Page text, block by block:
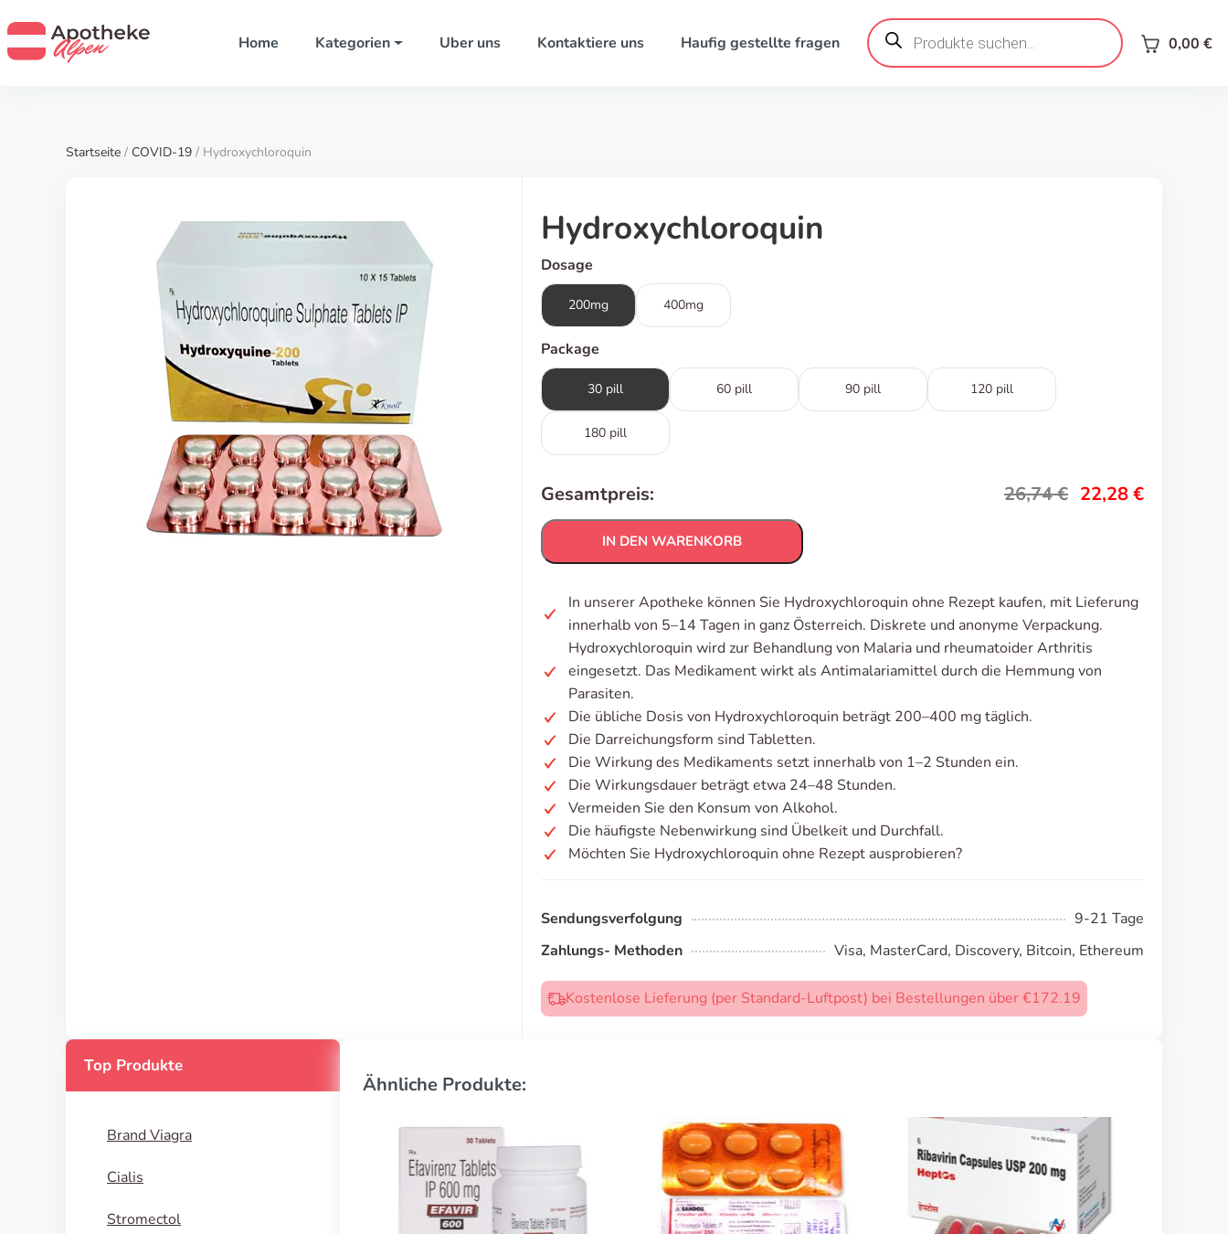
Home Kategorien Uber uns Kontaktiere uns Haufig gestellte fragen
Products
search 0,00 €
Startseite / COVID-19 / Hydroxychloroquin
Hydroxychloroquin
Dosage
200mg 400mg
Package
30 pill 60 pill 90 pill 120 pill
180 pill
Gesamtpreis: 26,74€ 22,28€
IN DEN WARENKORB
In unserer Apotheke können Sie Hydroxychloroquin ohne Rezept kaufen, mit Lieferung
innerhalb von 5–14 Tagen in ganz Österreich. Diskrete und anonyme Verpackung.
Hydroxychloroquin wird zur Behandlung von Malaria und rheumatoider Arthritis
eingesetzt. Das Medikament wirkt als Antimalariamittel durch die Hemmung von
Parasiten.
Die übliche Dosis von Hydroxychloroquin beträgt 200–400 mg täglich.
Die Darreichungsform sind Tabletten.
Die Wirkung des Medikaments setzt innerhalb von 1–2 Stunden ein.
Die Wirkungsdauer beträgt etwa 24–48 Stunden.
Vermeiden Sie den Konsum von Alkohol.
Die häufigste Nebenwirkung sind Übelkeit und Durchfall.
Möchten Sie Hydroxychloroquin ohne Rezept ausprobieren?
Sendungsverfolgung
9-21 Tage
Zahlungs- Methoden
Visa, MasterCard, Discovery, Bitcoin, Ethereum
Kostenlose Lieferung (per Standard-Luftpost) bei Bestellungen über €172.19
Top Produkte
Brand Viagra
Cialis
Stromectol
Ähnliche Produkte: